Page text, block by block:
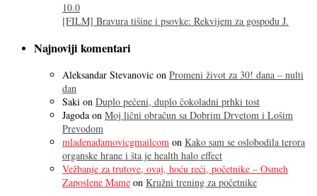
10.0
[FILM] Bravura tišine i psovke: Rekvijem za gospođu J.
Najnoviji komentari
Aleksandar Stevanovic on Promeni život za 30! dana – nulti
dan
Saki on Duplo pečeni, duplo čokoladni prhki tost
Jagoda on Moj lični obračun sa Dobrim Drvetom i Lošim
Prevodom
mladenadamovicgmailcom on Kako sam se oslobodila terora
organske hrane i šta je health halo effect
Vežbanje za trutove, ovaj, hoću reći, početnike – Osmeh
Zaposlene Mame on Kružni trening za početnike